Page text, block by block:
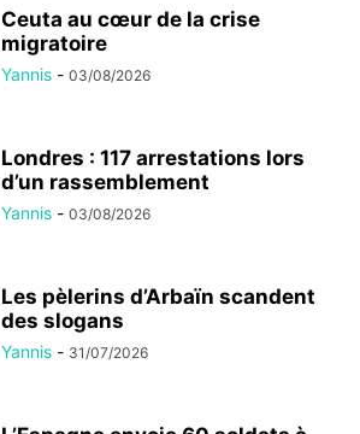
Ceuta au cœur de la crise
migratoire
Yannis - 03/08/2026
Londres : 117 arrestations lors
d’un rassemblement
Yannis - 03/08/2026
Les pèlerins d’Arbaïn scandent
des slogans
Yannis - 31/07/2026